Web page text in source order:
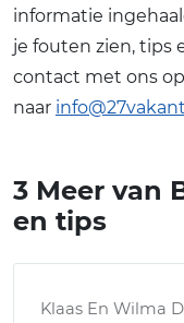
informatie
je fouten zien, tips
contact met ons
naar
3 Meer van
en tips
Klaas En Wilma